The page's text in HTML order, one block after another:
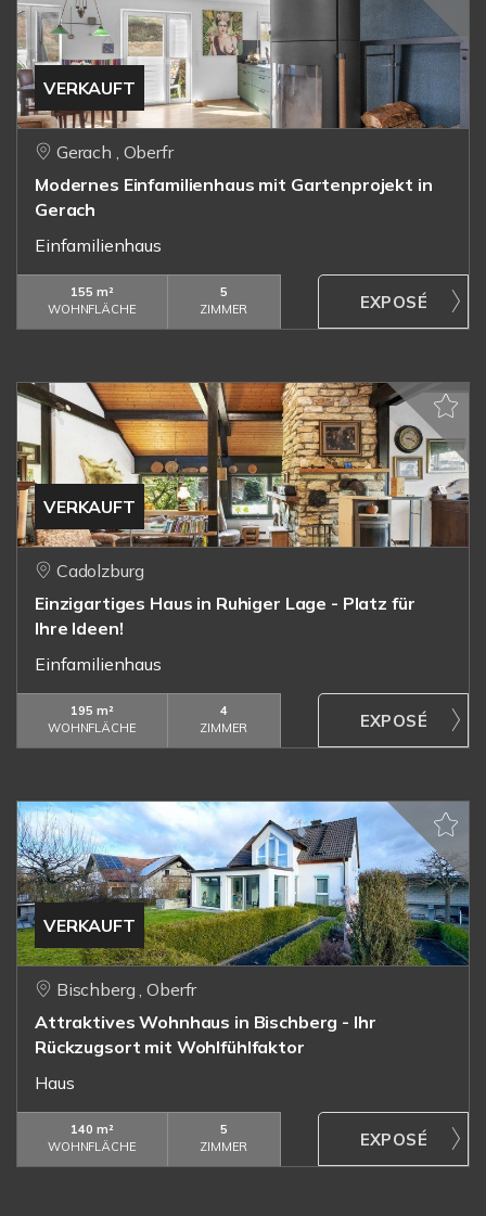
VERKAUFT
Gerach , Oberfr
Modernes Einfamilienhaus mit Gartenprojekt in
Gerach
Einfamilienhaus
155 m²
WOHNFLÄCHE
5
ZIMMER
VERKAUFT
Cadolzburg
Einzigartiges Haus in Ruhiger Lage - Platz für
Ihre Ideen!
Einfamilienhaus
195 m²
WOHNFLÄCHE
4
ZIMMER
VERKAUFT
Bischberg , Oberfr
Attraktives Wohnhaus in Bischberg - Ihr
Rückzugsort mit Wohlfühlfaktor
Haus
140 m²
WOHNFLÄCHE
5
ZIMMER